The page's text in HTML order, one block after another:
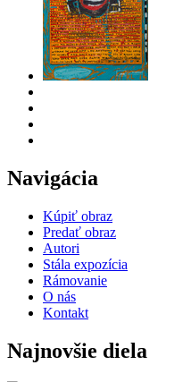
Navigácia
Kúpiť obraz
Predať obraz
Autori
Stála expozícia
Rámovanie
O nás
Kontakt
Najnovšie diela